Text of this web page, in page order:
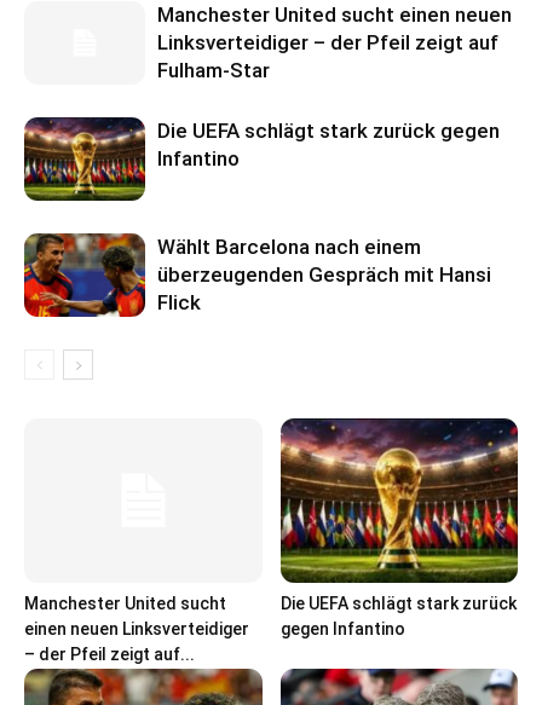
Manchester United sucht einen neuen
Linksverteidiger – der Pfeil zeigt auf
Fulham-Star
Die UEFA schlägt stark zurück gegen
Infantino
Wählt Barcelona nach einem
überzeugenden Gespräch mit Hansi
Flick
Manchester United sucht
einen neuen Linksverteidiger
– der Pfeil zeigt auf...
Die UEFA schlägt stark zurück
gegen Infantino